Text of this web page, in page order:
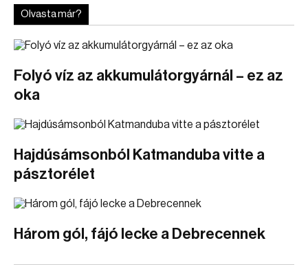
Olvasta már?
Folyó víz az akkumulátorgyárnál – ez az
oka
Hajdúsámsonból Katmanduba vitte a
pásztorélet
Három gól, fájó lecke a Debrecennek